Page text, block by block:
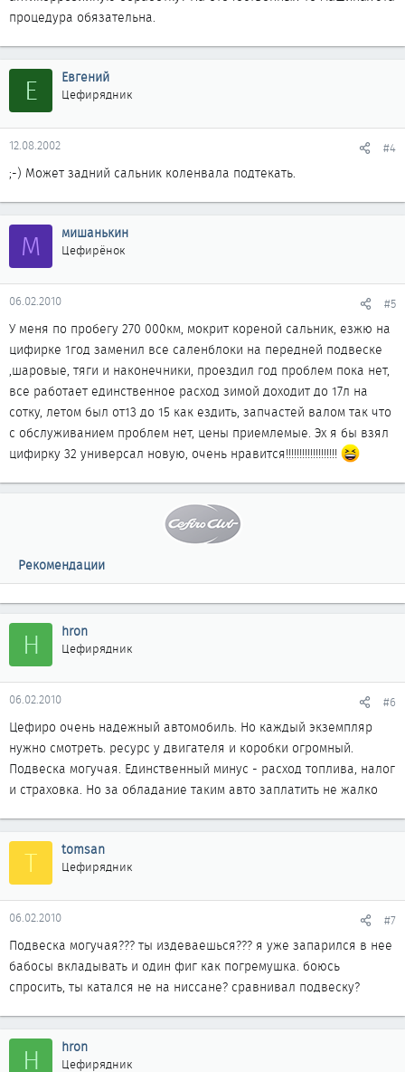
процедура обязательна.
Е Евгений
Цефирядник
12.08.2002 #4
;-) Может задний сальник коленвала подтекать.
М мишанькин
Цефирёнок
06.02.2010 #5
У меня по пробегу 270 000км, мокрит кореной сальник, езжю на
цифирке 1год заменил все саленблоки на передней подвеске
,шаровые, тяги и наконечники, проездил год проблем пока нет,
все работает единственное расход зимой доходит до 17л на
сотку, летом был от13 до 15 как ездить, запчастей валом так что
с обслуживанием проблем нет, цены приемлемые. Эх я бы взял
цифирку 32 универсал новую, очень нравится!!!!!!!!!!!!!!!!!!!
Рекомендации
H hron
Цефирядник
06.02.2010 #6
Цефиро очень надежный автомобиль. Но каждый экземпляр
нужно смотреть. ресурс у двигателя и коробки огромный.
Подвеска могучая. Единственный минус - расход топлива, налог
и страховка. Но за обладание таким авто заплатить не жалко
T tomsan
Цефирядник
06.02.2010 #7
Подвеска могучая??? ты издеваешься??? я уже запарился в нее
бабосы вкладывать и один фиг как погремушка. боюсь
спросить, ты катался не на ниссане? сравнивал подвеску?
H hron
Цефирядник